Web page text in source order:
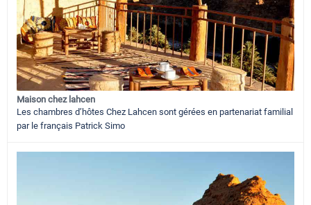
Maison chez lahcen
Les chambres d’hôtes Chez Lahcen sont gérées en partenariat familial
par le français Patrick Simo